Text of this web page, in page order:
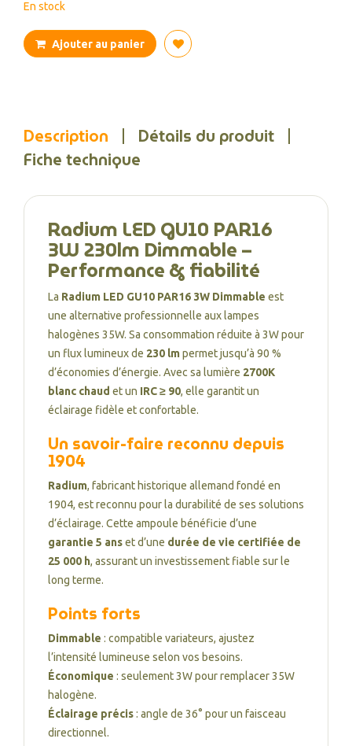
En stock
Ajouter au panier
Description
Détails du produit
Fiche technique
Radium LED GU10 PAR16
3W 230lm Dimmable –
Performance & fiabilité
La Radium LED GU10 PAR16 3W Dimmable est
une alternative professionnelle aux lampes
halogènes 35W. Sa consommation réduite à 3W pour
un flux lumineux de 230 lmpermet jusqu’à 90 %
d’économies d’énergie. Avec sa lumière 2700K
blanc chaud et un IRC ≥ 90, elle garantit un
éclairage fidèle et confortable.
Un savoir-faire reconnu depuis
1904
Radium, fabricant historique allemand fondé en
1904, est reconnu pour la durabilité de ses solutions
d’éclairage. Cette ampoule bénéficie d’une
garantie 5 anset d’une durée de vie certifiée de
25 000 h, assurant un investissement fiable sur le
long terme.
Points forts
Dimmable : compatible variateurs, ajustez
l’intensité lumineuse selon vos besoins.
Économique : seulement 3W pour remplacer 35W
halogène.
Éclairage précis: angle de 36° pour un faisceau
directionnel.